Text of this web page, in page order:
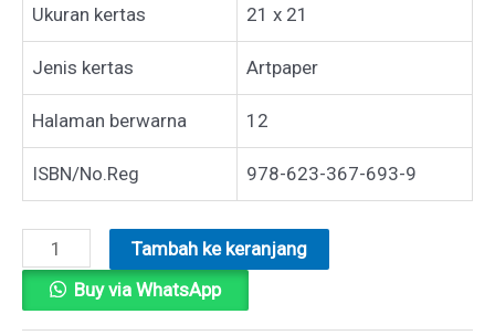
Ukuran kertas 21 x 21
Jenis kertas Artpaper
Halaman berwarna 12
ISBN/No.Reg 978-623-367-693-9
Kuantitas
SAYA
SUKA
Tambah ke keranjang
Buy via WhatsApp